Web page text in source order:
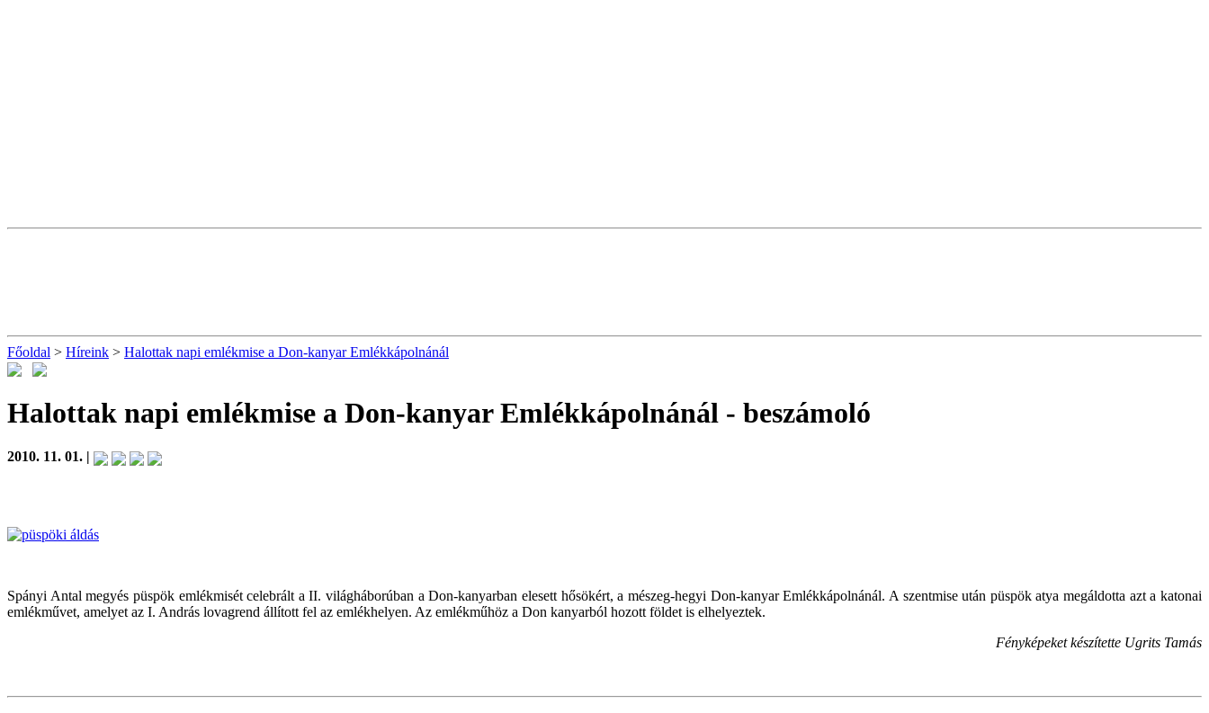
Főoldal > Híreink > Halottak napi emlékmise a Don-kanyar Emlékkápolnánál
Halottak napi emlékmise a Don-kanyar Emlékkápolnánál - beszámoló
2010. 11. 01. |
Spányi Antal megyés püspök emlékmisét celebrált a II. világháborúban a Don-kanyarban elesett hősökért, a mészeg-hegyi Don-kanyar Emlékkápolnánál. A szentmise után püspök atya megáldotta azt a katonai
emlékművet, amelyet az I. András lovagrend állított fel az emlékhelyen. Az emlékműhöz a Don kanyarból hozott földet is elhelyeztek.
Fényképeket készítette Ugrits Tamás